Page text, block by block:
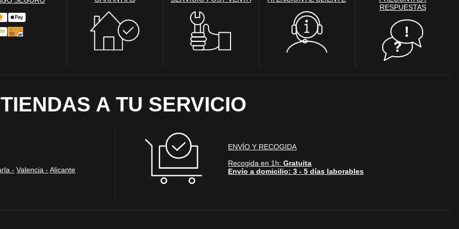
RESPUESTAS
A TU SERVICIO
- Valencia - Alicante
ENVÍO Y RECOGIDA
Recogida en 1h:Gratuita
Envío a domicilio: 3 - 5 días laborables
pueden establecer estas cookies en nuestro sitio web. Estas empresas pueden utilizarlas para
intereses y proporcionarte publicidad relevante en otros sitios web. Si no permite estas cookies, tu
Desactivado
perfil de tus intereses. Esto puede afectar el contenido y los mensajes que se muestran en otros sitios web
estas cookies, es posible que no puedas usar o ver estas herramientas para compartir.
ELECTRO DEPOT utiliza cookies estadísticas exentas de consentimiento para producir